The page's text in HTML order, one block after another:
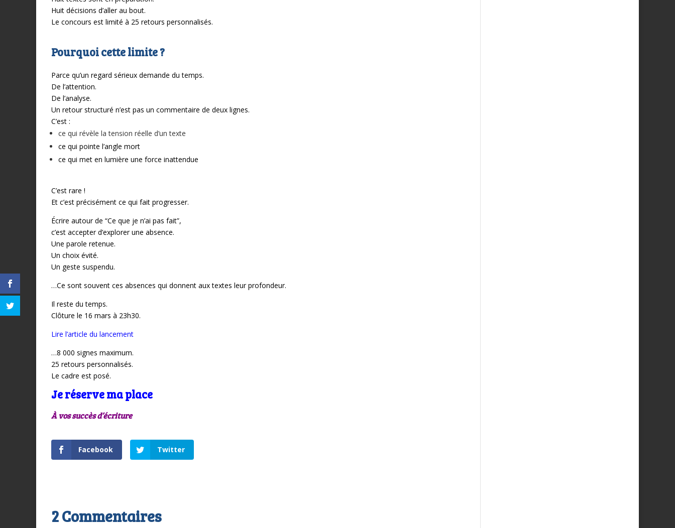
Huit décisions d’aller au bout.
Le concours est limité à 25 retours personnalisés.
Pourquoi cette limite ?
Parce qu’un regard sérieux demande du temps.
De l’attention.
De l’analyse.
Un retour structuré n’est pas un commentaire de deux lignes.
C’est :
ce qui révèle la tension réelle d’un texte
ce qui pointe l’angle mort
ce qui met en lumière une force inattendue
C’est rare !
Et c’est précisément ce qui fait progresser.
Écrire autour de “Ce que je n’ai pas fait”,
c’est accepter d’explorer une absence.
Une parole retenue.
Un choix évité.
Un geste suspendu.
…Ce sont souvent ces absences qui donnent aux textes leur profondeur.
Il reste du temps.
Clôture le 16 mars à 23h30.
Lire l’article du lancement
…8 000 signes maximum.
25 retours personnalisés.
Le cadre est posé.
Je réserve ma place
À vos succès d’écriture
Facebook Twitter
2 Commentaires